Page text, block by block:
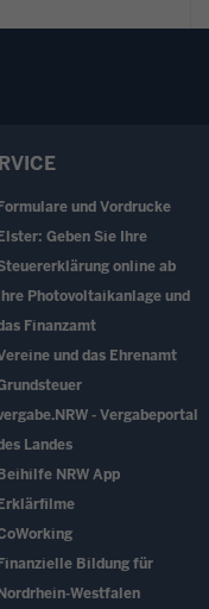
und Vordrucke
Geben Sie Ihre
online ab
Photovoltaikanlage und
Finanzamt
und das Ehrenamt
- Vergabeportal
Landes
NRW App
Bildung für
Westfalen